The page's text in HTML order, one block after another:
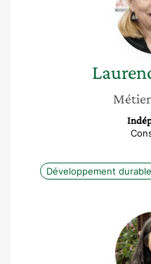
Métier
Développement durable